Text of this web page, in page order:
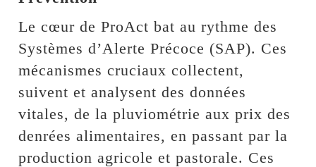
Le cœur de ProAct bat au rythme des
Systèmes d’Alerte Précoce (SAP). Ces
mécanismes cruciaux collectent,
suivent et analysent des données
vitales, de la pluviométrie aux prix des
denrées alimentaires, en passant par la
production agricole et pastorale. Ces